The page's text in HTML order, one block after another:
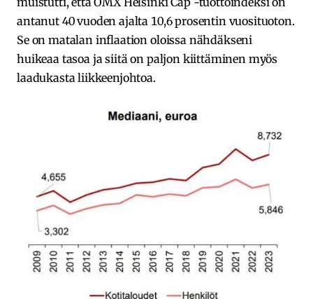
antanut 40 vuoden ajalta 10,6 prosentin vuosituoton.
Se on matalan inflaation oloissa nähdäkseni
huikeaa tasoa ja siitä on paljon kiittäminen myös
laadukasta liikkeenjohtoa.